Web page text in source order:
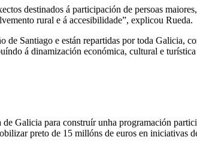
destinados á participación de persoas
rural e á accesibilidade”, explicou Rueda.
Santiago e están repartidas por toda Galicia,
á dinamización económica, cultural e
Galicia para construír unha programación
preto de 15 millóns de euros en iniciativas